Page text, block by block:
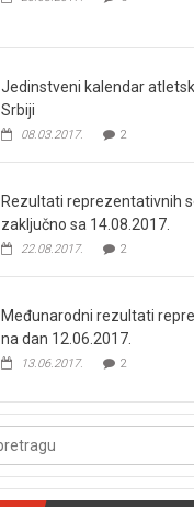
Jedinstveni kalendar
Srbiji
08.03.2017. 2
Rezultati reprezentativnih
zaključno sa 14.08.2017.
22.08.2017. 2
Međunarodni rezultati
na dan 12.06.2017.
13.06.2017. 2